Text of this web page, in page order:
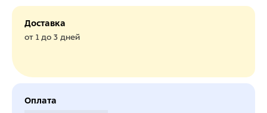
Доставка
от 1 до 3 дней
Оплата